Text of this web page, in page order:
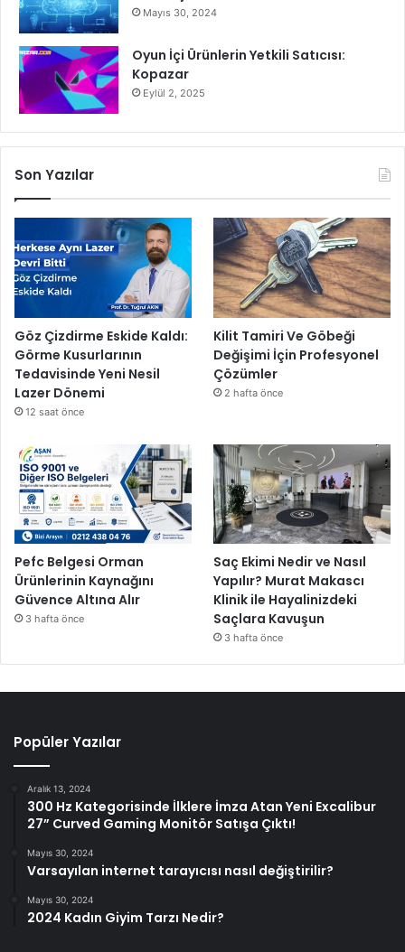
Mayıs 30, 2024
Oyun İçi Ürünlerin Yetkili Satıcısı:
Kopazar
Eylül 2, 2025
Son Yazılar
Göz Çizdirme Eskide Kaldı:
Görme Kusurlarının
Tedavisinde Yeni Nesil
Lazer Dönemi
12 saat önce
Kilit Tamiri Ve Göbeği
Değişimi İçin Profesyonel
Çözümler
2 hafta önce
Pefc Belgesi Orman
Ürünlerinin Kaynağını
Güvence Altına Alır
3 hafta önce
Saç Ekimi Nedir ve Nasıl
Yapılır? Murat Makascı
Klinik ile Hayalinizdeki
Saçlara Kavuşun
3 hafta önce
Popüler Yazılar
Aralık 13, 2024
300 Hz Kategorisinde İlklere İmza Atan Yeni Excalibur
27” Curved Gaming Monitör Satışa Çıktı!
Mayıs 30, 2024
Varsayılan internet tarayıcısı nasıl değiştirilir?
Mayıs 30, 2024
2024 Kadın Giyim Tarzı Nedir?